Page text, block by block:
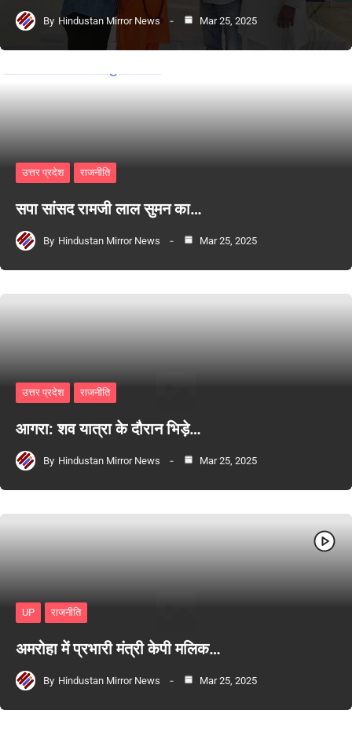
By Hindustan Mirror News Mar 25, 2025
उत्तर प्रदेश राजनीति
सपा सांसद रामजी लाल सुमन का…
By Hindustan Mirror News Mar 25, 2025
उत्तर प्रदेश राजनीति
आगरा: शव यात्रा के दौरान भिड़े…
By Hindustan Mirror News Mar 25, 2025
UP राजनीति
अमरोहा में प्रभारी मंत्री केपी मलिक…
By Hindustan Mirror News Mar 25, 2025